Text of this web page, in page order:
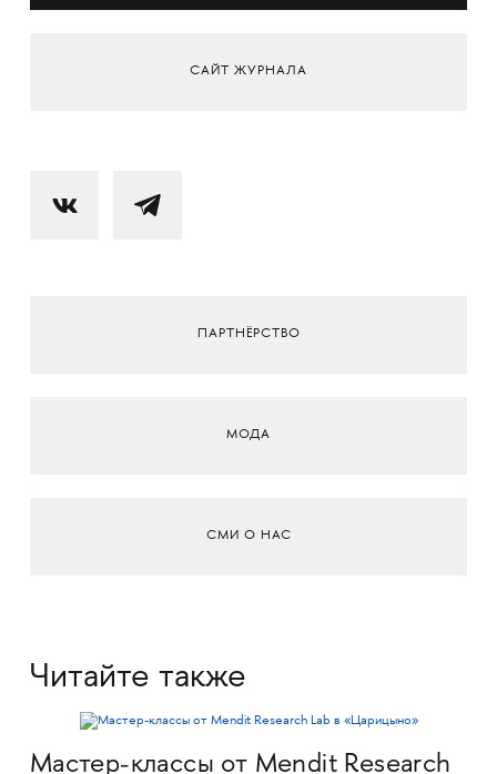
САЙТ ЖУРНАЛА
ПАРТНЁРСТВО
МОДА
СМИ О НАС
Читайте также
Мастер-классы от Mendit Research